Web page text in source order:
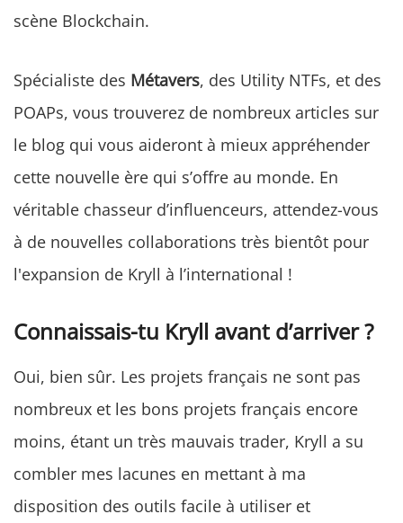
scène Blockchain.
Spécialiste des Métavers, des Utility NTFs, et des
POAPs, vous trouverez de nombreux articles sur
le blog qui vous aideront à mieux appréhender
cette nouvelle ère qui s’offre au monde. En
véritable chasseur d’influenceurs, attendez-vous
à de nouvelles collaborations très bientôt pour
l'expansion de Kryll à l’international !
Connaissais-tu Kryll avant d’arriver ?
Oui, bien sûr. Les projets français ne sont pas
nombreux et les bons projets français encore
moins, étant un très mauvais trader, Kryll a su
combler mes lacunes en mettant à ma
disposition des outils facile à utiliser et